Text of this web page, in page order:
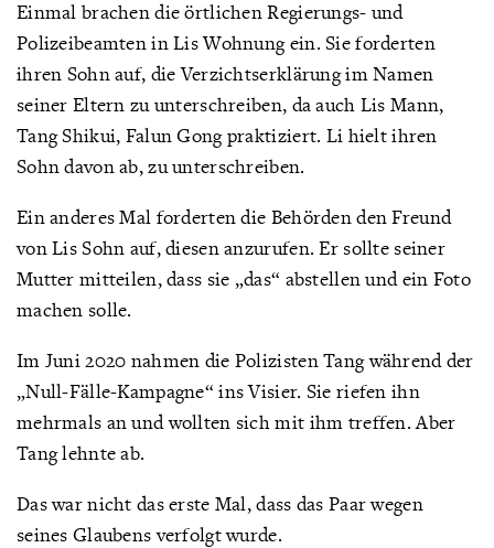
Einmal brachen die örtlichen Regierungs- und
Polizeibeamten in Lis Wohnung ein. Sie forderten
ihren Sohn auf, die Verzichtserklärung im Namen
seiner Eltern zu unterschreiben, da auch Lis Mann,
Tang Shikui, Falun Gong praktiziert. Li hielt ihren
Sohn davon ab, zu unterschreiben.
Ein anderes Mal forderten die Behörden den Freund
von Lis Sohn auf, diesen anzurufen. Er sollte seiner
Mutter mitteilen, dass sie „das“ abstellen und ein Foto
machen solle.
Im Juni 2020 nahmen die Polizisten Tang während der
„Null-Fälle-Kampagne“ ins Visier. Sie riefen ihn
mehrmals an und wollten sich mit ihm treffen. Aber
Tang lehnte ab.
Das war nicht das erste Mal, dass das Paar wegen
seines Glaubens verfolgt wurde.